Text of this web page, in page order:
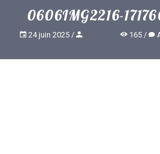
0606IMG2216-
24 juin 2025 165